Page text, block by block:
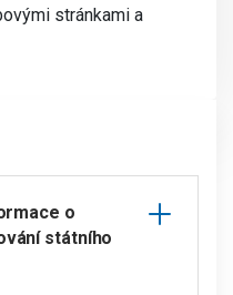
stránkami a
o
státního